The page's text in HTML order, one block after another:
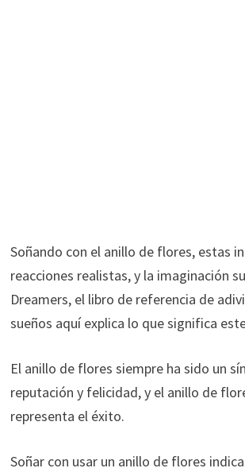
Soñando con el anillo de flores, estas
reacciones realistas, y la imaginación
Dreamers, el libro de referencia de
sueños aquí explica lo que significa
El anillo de flores siempre ha sido un
reputación y felicidad, y el anillo de
representa el éxito.
Soñar con usar un anillo de flores